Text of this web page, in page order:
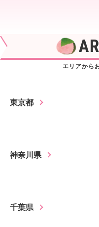
エリアから
東京都
神奈川県
千葉県